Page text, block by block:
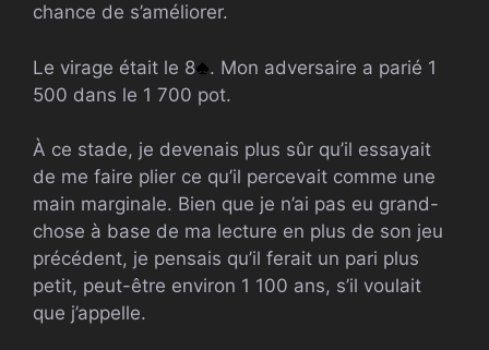
chance de s’améliorer.
Le virage était le 8
. Mon adversaire a parié 1
500 dans le 1 700 pot.
À ce stade, je devenais plus sûr qu’il essayait
de me faire plier ce qu’il percevait comme une
main marginale. Bien que je n’ai pas eu grand-
chose à base de ma lecture en plus de son jeu
précédent, je pensais qu’il ferait un pari plus
petit, peut-être environ 1 100 ans, s’il voulait
que j’appelle.